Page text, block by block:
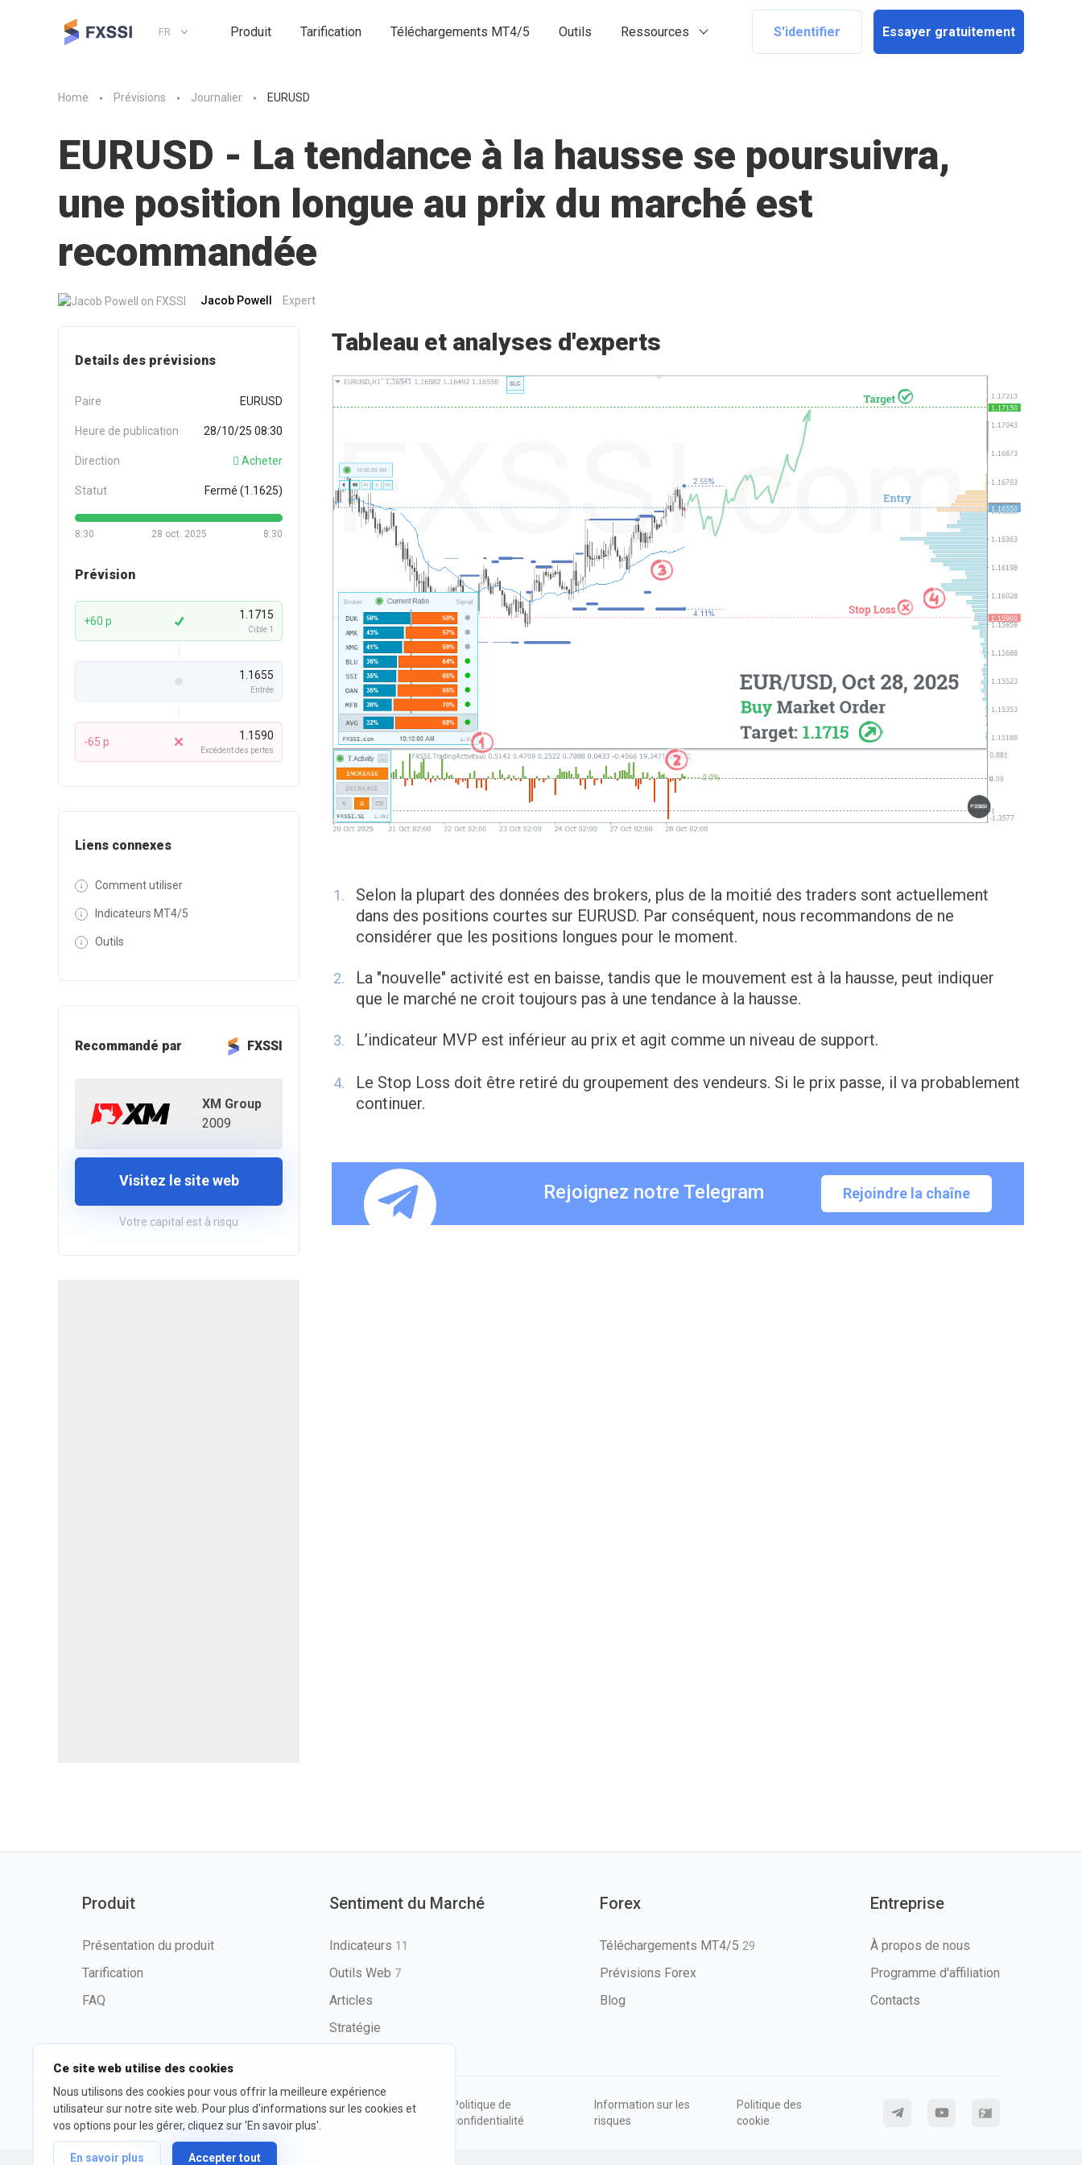
Ce site web utilise des cookies
Nous utilisons des cookies pour vous offrir la meilleure expérience
utilisateur sur notre site web. Pour plus d'informations sur les cookies et
vos options pour les gérer, cliquez sur 'En savoir plus'.
En savoir plus Accepter tout
FR Produit Tarification Téléchargements MT4/5 Outils Ressources S'identifier Essayer gratuitement
Home Prévisions Journalier EURUSD
EURUSD - La tendance à la hausse se poursuivra,
une position longue au prix du marché est
recommandée
Jacob Powell Expert
Details des prévisions
Paire EURUSD
Heure de publication 28/10/25 08:30
Direction Acheter
Statut Fermé (1.1625)
8:30 8:30
28 oct. 2025
Prévision
+60 p 1.1715
Cible 1
1.1655
Entrée
-65 p 1.1590
Excédent des pertes
Liens connexes
Comment utiliser
Indicateurs MT4/5
Outils
Recommandé par FXSSI
XM Group
2009
Visitez le site web
Votre capital est à risqu
Tableau et analyses d'experts
Selon la plupart des données des brokers, plus de la moitié des traders sont actuellement
dans des positions courtes sur EURUSD. Par conséquent, nous recommandons de ne
considérer que les positions longues pour le moment.
La "nouvelle" activité est en baisse, tandis que le mouvement est à la hausse, peut indiquer
que le marché ne croit toujours pas à une tendance à la hausse.
L’indicateur MVP est inférieur au prix et agit comme un niveau de support.
Le Stop Loss doit être retiré du groupement des vendeurs. Si le prix passe, il va probablement
continuer.
Rejoignez notre Telegram Rejoindre la chaîne
Produit
Présentation du produit
Tarification
FAQ
Sentiment du Marché
Indicateurs 11
Outils Web 7
Articles
Stratégie
Forex
Téléchargements MT4/5 29
Prévisions Forex
Blog
Entreprise
À propos de nous
Programme d'affiliation
Contacts
©2026 fxssi.com Tous droits
réservés
Conditions
Politique de
confidentialité
Information sur les
risques
Politique des
cookie